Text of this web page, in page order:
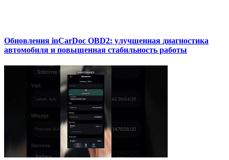
Обновления inCarDoc OBD2: улучшенная диагностика
автомобиля и повышенная стабильность работы